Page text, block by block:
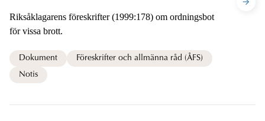
Riksåklagarens föreskrifter (1999:178) om ordningsbot
för vissa brott.
Dokument
Föreskrifter och allmänna råd (ÅFS)
Notis